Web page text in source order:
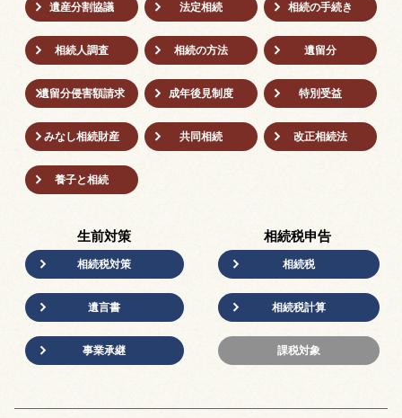
遺産分割協議 法定相続 相続の⼿続き
相続人調査 相続の方法 遺留分
遺留分侵害額請求 成年後⾒制度 特別受益
みなし相続財産 共同相続 改正相続法
養子と相続
生前対策
相続税対策
遺言書
事業承継
相続税申告
相続税
相続税計算
課税対象